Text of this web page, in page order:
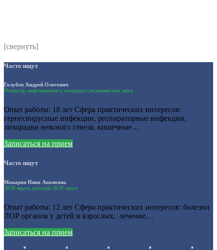
[свернуть]
Часто ищут
Голубев Андрей Олегович
Педиатр, инфекционист, кандидат медицинских наук
Опыт работы: 18 лет Сфера практических интересов:
герпесвирусные инфекции, респираторные инфекции,
лихорадки неясного генеза, кишечные…
Записаться на прием
Часто ищут
Макарян Нина Акоповна
ЛОР-врач, детский ЛОР-врач
Опыт работы: 12 лет Сфера практических интересов: болезни
ЛОР органов у детей и взрослых, лечение…
Записаться на прием